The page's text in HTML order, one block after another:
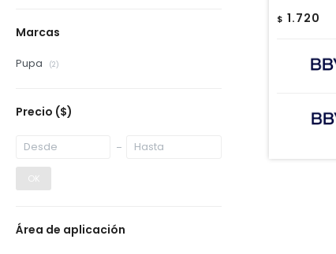
$ 1.720
Marcas
Pupa (2)
Precio ($)
OK
Área de aplicación